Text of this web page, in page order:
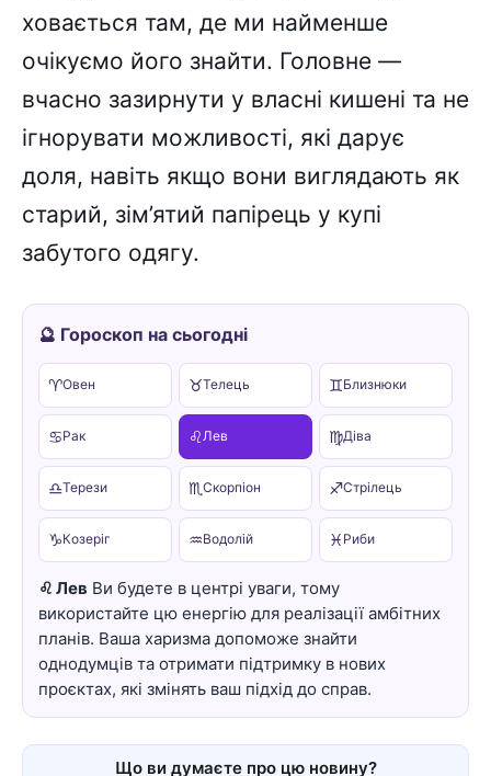
ховається там, де ми найменше
очікуємо його знайти. Головне —
вчасно зазирнути у власні кишені та не
ігнорувати можливості, які дарує
доля, навіть якщо вони виглядають як
старий, зім’ятий папірець у купі
забутого одягу.
🔮 Гороскоп на сьогодні
♈Овен ♉Телець ♊Близнюки
♋Рак ♌Лев ♍Діва
♎Терези ♏ Скорпіон ♐Стрілець
♑Козеріг ♒Водолій ♓ Риби
♌ Лев Ви будете в центрі уваги, тому
використайте цю енергію для реалізації амбітних
планів. Ваша харизма допоможе знайти
однодумців та отримати підтримку в нових
проєктах, які змінять ваш підхід до справ.
Що ви думаєте про цю новину?